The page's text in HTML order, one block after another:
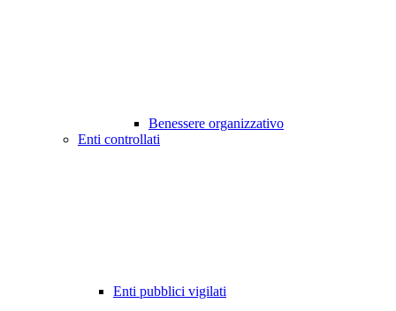
Benessere organizzativo
Enti controllati
Enti pubblici vigilati